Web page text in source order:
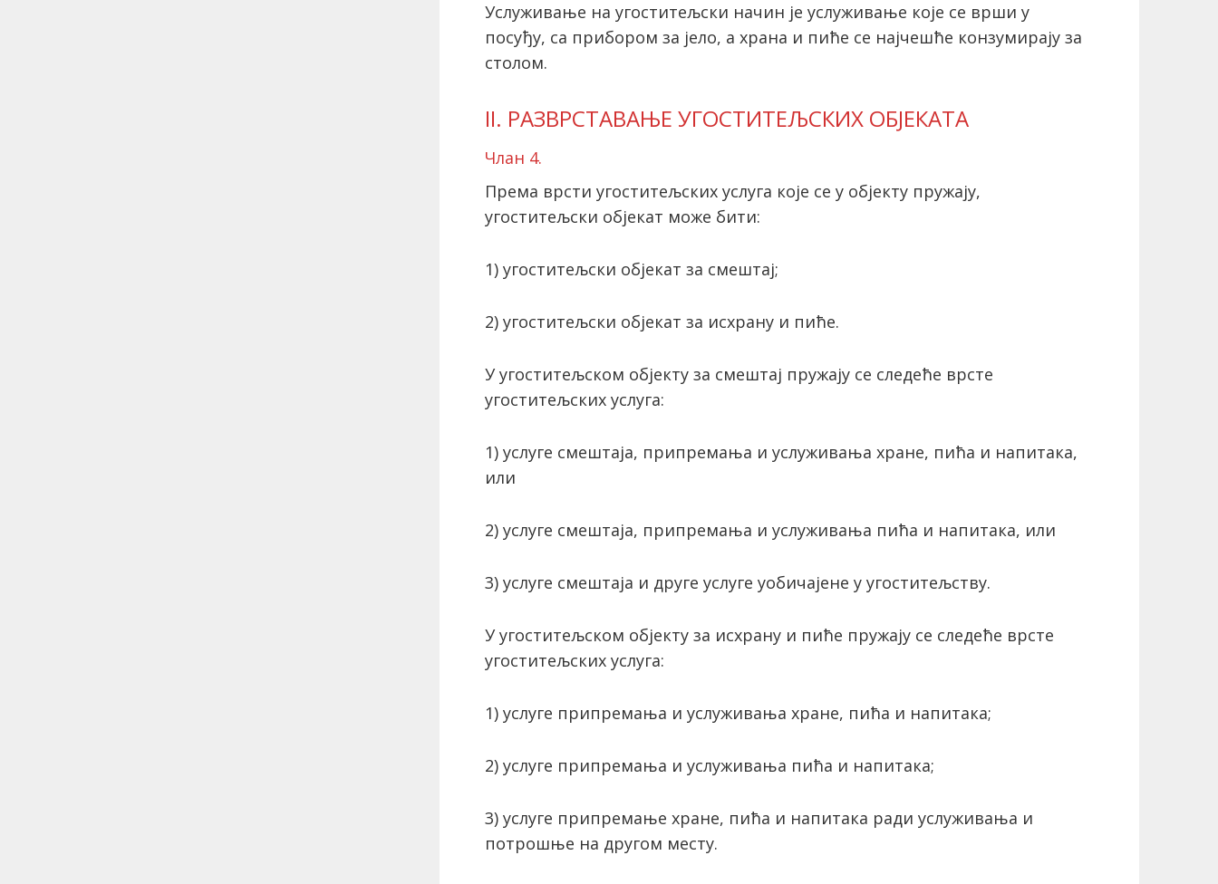
Услуживање на угоститељски начин је услуживање које се врши у
посуђу, са прибором за јело, а храна и пиће се најчешће конзумирају за
столом.
II. РАЗВРСТАВАЊЕ УГОСТИТЕЉСКИХ ОБЈЕКАТА
Члан 4.
Према врсти угоститељских услуга које се у објекту пружају,
угоститељски објекат може бити:
1) угоститељски објекат за смештај;
2) угоститељски објекат за исхрану и пиће.
У угоститељском објекту за смештај пружају се следеће врсте
угоститељских услуга:
1) услуге смештаја, припремања и услуживања хране, пића и напитака,
или
2) услуге смештаја, припремања и услуживања пића и напитака, или
3) услуге смештаја и друге услуге уобичајене у угоститељству.
У угоститељском објекту за исхрану и пиће пружају се следеће врсте
угоститељских услуга:
1) услуге припремања и услуживања хране, пића и напитака;
2) услуге припремања и услуживања пића и напитака;
3) услуге припремање хране, пића и напитака ради услуживања и
потрошње на другом месту.